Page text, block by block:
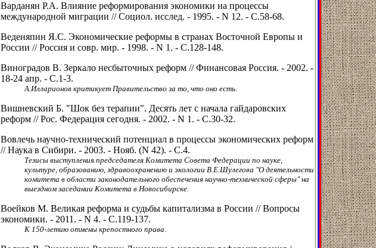
Варданян Р.А. Влияние реформирования экономики на процессы
международной миграции // Социол. исслед. - 1995. - N 12. - С.58-68.
Веденяпин Я.С. Экономические реформы в странах Восточной Европы и
России // Россия и совр. мир. - 1998. - N 1. - С.128-148.
Виноградов В. Зеркало несбыточных реформ // Финансовая Россия. - 2002. -
18-24 апр. - С.1-3.
А.Илларионов критикует Правительство за то, что оно есть.
Вишневский Б. "Шок без терапии". Десять лет с начала гайдаровских
реформ // Рос. Федерация сегодня. - 2002. - N 1. - С.30-32.
Вовлечь научно-технический потенциал в процессы экономических реформ
// Наука в Сибири. - 2003. - Нояб. (N 42). - С.4.
Тезисы выступления председателя Комитета Совета Федерации по науке,
культуре, образованию, здравоохранению и экологии В.Е.Шулегова "О деятельности
комитета в области законодательного обеспечения научно-технической сферы" на
выездном заседании Комитета в Новосибирске.
Воейков М. Великая реформа и судьбы капитализма в России // Вопросы
экономики. - 2011. - N 4. - С.119-137.
К 150-летию отмены крепостного права.